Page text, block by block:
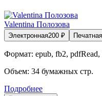
Valentina Полозова
Электронная200 ₽ Печатная
Формат: epub, fb2, pdfRead,
Объем: 34 бумажных стр.
Подробнее